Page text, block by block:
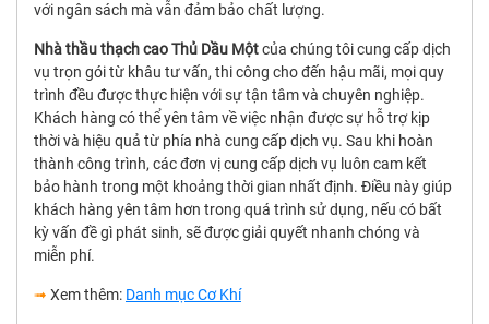
với ngân sách mà vẫn đảm bảo chất lượng.
Nhà thầu thạch cao Thủ Dầu Mộtcủa chúng tôi cung cấp dịch
vụ trọn gói từ khâu tư vấn, thi công cho đến hậu mãi, mọi quy
trình đều được thực hiện với sự tận tâm và chuyên nghiệp.
Khách hàng có thể yên tâm về việc nhận được sự hỗ trợ kịp
thời và hiệu quả từ phía nhà cung cấp dịch vụ. Sau khi hoàn
thành công trình, các đơn vị cung cấp dịch vụ luôn cam kết
bảo hành trong một khoảng thời gian nhất định. Điều này giúp
khách hàng yên tâm hơn trong quá trình sử dụng, nếu có bất
kỳ vấn đề gì phát sinh, sẽ được giải quyết nhanh chóng và
miễn phí.
➟ Xem thêm: Danh mục Cơ Khí